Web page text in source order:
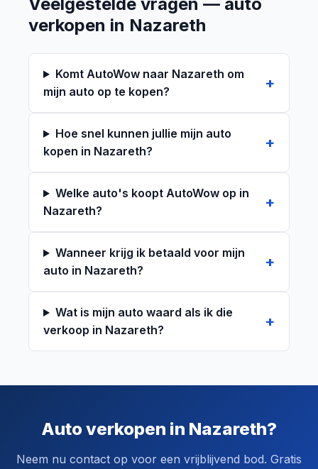
verkopen in Nazareth
Komt AutoWow naar Nazareth om
mijn auto op te kopen?
Hoe snel kunnen jullie mijn auto
kopen in Nazareth?
Welke auto's koopt AutoWow op in
Nazareth?
Wanneer krijg ik betaald voor mijn
auto in Nazareth?
Wat is mijn auto waard als ik die
verkoop in Nazareth?
Auto verkopen in Nazareth?
Neem nu contact op voor een vrijblijvend bod. Gratis